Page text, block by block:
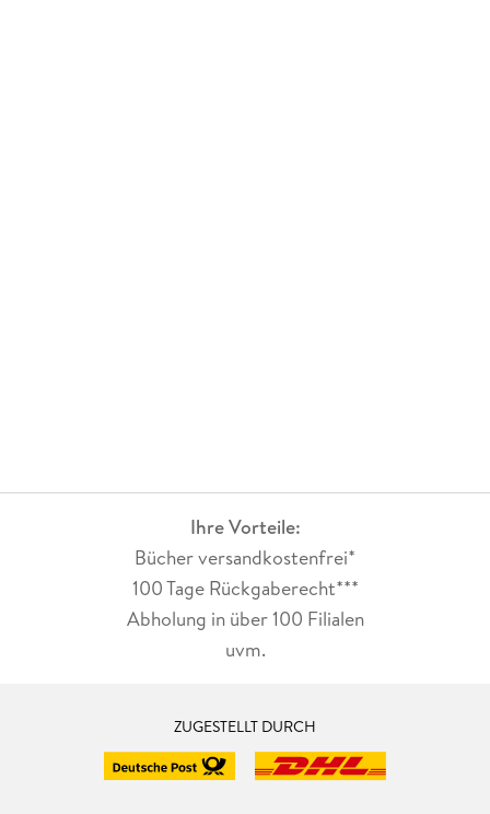
Ihre Vorteile:
Bücher versandkostenfrei*
100 Tage Rückgaberecht***
Abholung in über 100 Filialen
uvm.
ZUGESTELLT DURCH